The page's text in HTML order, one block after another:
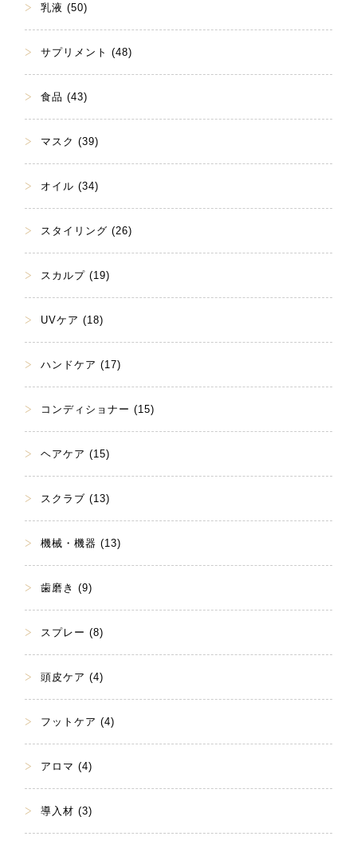
乳液 (50)
サプリメント (48)
食品 (43)
マスク (39)
オイル (34)
スタイリング (26)
スカルプ (19)
UVケア (18)
ハンドケア (17)
コンディショナー (15)
ヘアケア (15)
スクラブ (13)
機械・機器 (13)
歯磨き (9)
スプレー (8)
頭皮ケア (4)
フットケア (4)
アロマ (4)
導入材 (3)